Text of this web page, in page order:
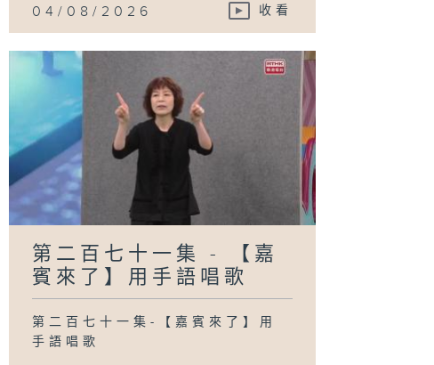
04/08/2026 收看
第二百七十一集 - 【嘉
賓來了】用手語唱歌
第二百七十一集-【嘉賓來了】用
手語唱歌